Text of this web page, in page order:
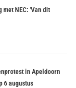
NEC: 'Van dit
in Apeldoorn
6 augustus